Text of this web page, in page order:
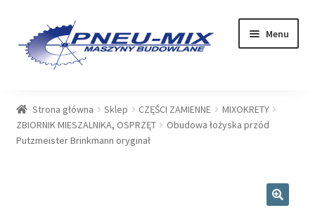
Przejdź
do
nawigacji
Przejdź
do
treści
Menu
USŁUGI
Strona główna Sklep CZĘŚCI ZAMIENNE
MIXOKRETY
ZBIORNIK MIESZALNIKA, OSPRZĘT
Obudowa łożyska przód
Putzmeister Brinkmann oryginał